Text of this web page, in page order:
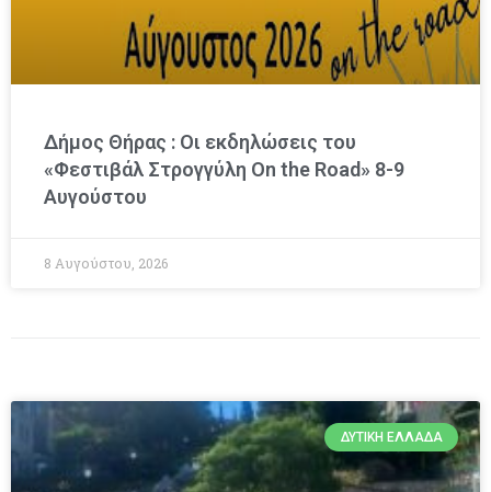
Δήμος Θήρας : Οι εκδηλώσεις του
«Φεστιβάλ Στρογγύλη On the Road» 8-9
Αυγούστου
8 Αυγούστου, 2026
ΔΥΤΙΚΉ ΕΛΛΆΔΑ